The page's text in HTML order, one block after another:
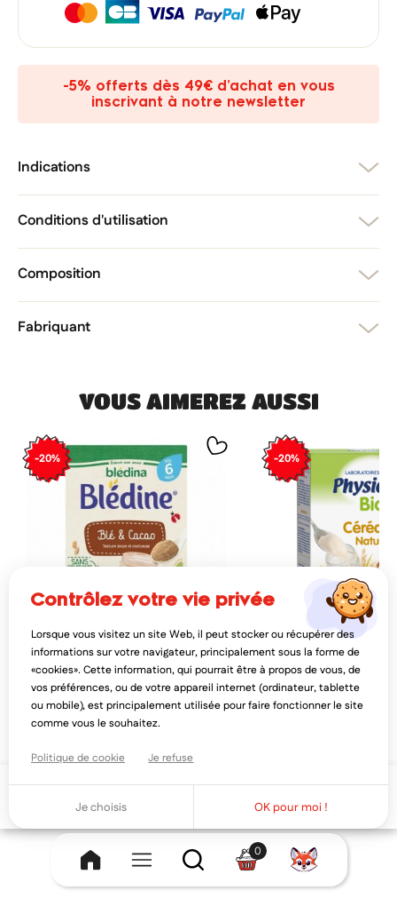
-5% offerts dès 49€ d’achat en vous
inscrivant à notre newsletter
Indications
Conditions d'utilisation
Composition
Fabriquant
VOUS AIMEREZ AUSSI
-20%
BLÉDINA
blédina blédine blé & cacao 400g
4,07€
3,26€
AJOUTER AU PANIER
-20%
PHYSIOLAC
physiolac céréales nature
mois 200g
5,28€
×
Créer une nouvelle liste
Créer une liste d'envies
Nom de la liste d'envies
Connexion
Vous devez être connecté pour ajouter des produits à votre
liste d'envies.
0
contrôlez votre vie privée
Lorsque vous visitez un site Web, il peut stocker ou récupérer des
informations sur votre navigateur, principalement sous la forme de
«cookies». Cette information, qui pourrait être à propos de vous, de
vos préférences, ou de votre appareil internet (ordinateur, tablette
ou mobile), est principalement utilisée pour faire fonctionner le site
comme vous le souhaitez.
Politique de cookie Je refuse
Je choisis OK pour moi !